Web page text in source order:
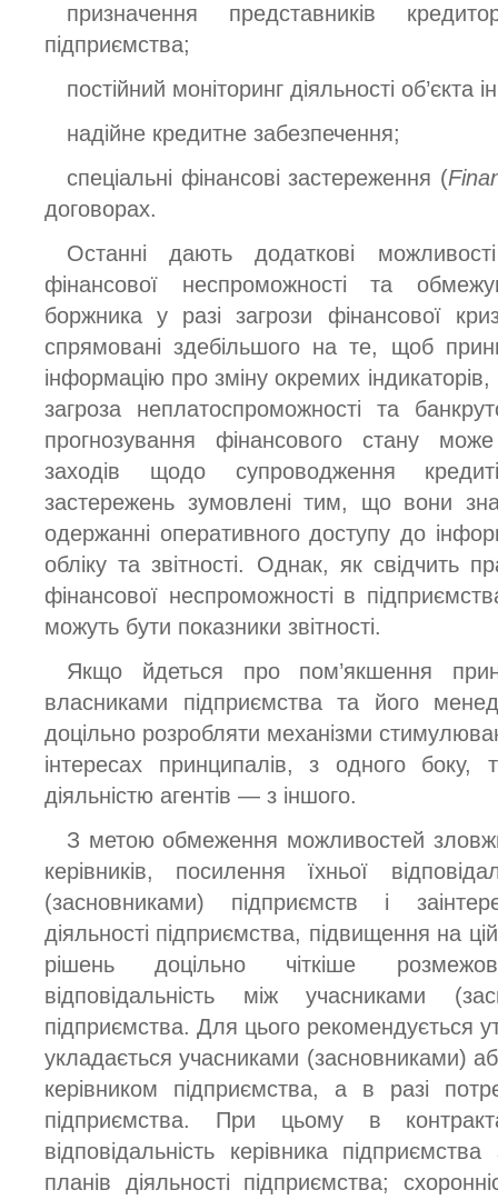
призначення представників
підприємства;
постійний моніторинг діяльності об’єкта
надійне кредитне забезпечення;
спеціальні фінансові застереження (
договорах.
Останні дають додаткові
фінансової неспроможності та
боржника у разі загрози фінансової
спрямовані здебільшого на те, щоб
інформацію про зміну окремих
загроза неплатоспроможності та
прогнозування фінансового стану
заходів щодо супроводження
застережень зумовлені тим, що вони
одержанні оперативного доступу до
обліку та звітності. Однак, як свідчить
фінансової неспроможності в
можуть бути показники звітності.
Якщо йдеться про пом’якшення
власниками підприємства та його
доцільно розробляти механізми
інтересах принципалів, з одного
діяльністю агентів — з іншого.
З метою обмеження можливостей
керівників, посилення їхньої
(засновниками) підприємств і
діяльності підприємства, підвищення на
рішень доцільно чіткіше
відповідальність між учасниками
підприємства. Для цього рекомендується
укладається учасниками (засновниками)
керівником підприємства, а в разі
підприємства. При цьому в
відповідальність керівника
планів діяльності підприємства;